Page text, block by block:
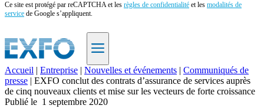
Ce site est protégé par reCAPTCHA et les règles de confidentialité et les modalités de
service de Google s’appliquent.
FR
Produits
Accueil | Entreprise | Nouvelles et événements | Communiqués de
presse | EXFO conclut des contrats d’assurance de services auprès
de cinq nouveaux clients et mise sur les vecteurs de forte croissance
Publié le 1 septembre 2020